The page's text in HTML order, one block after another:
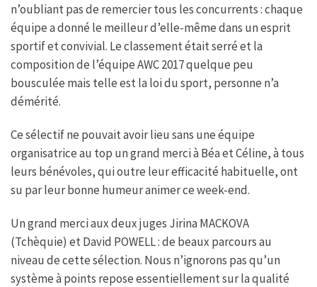
n’oubliant pas de remercier tous les concurrents : chaque
équipe a donné le meilleur d’elle-même dans un esprit
sportif et convivial. Le classement était serré et la
composition de l’équipe AWC 2017 quelque peu
bousculée mais telle est la loi du sport, personne n’a
démérité.
Ce sélectif ne pouvait avoir lieu sans une équipe
organisatrice au top un grand merci à Béa et Céline, à tous
leurs bénévoles, qui outre leur efficacité habituelle, ont
su par leur bonne humeur animer ce week-end.
Un grand merci aux deux juges Jirina MACKOVA
(Tchèquie) et David POWELL : de beaux parcours au
niveau de cette sélection. Nous n’ignorons pas qu’un
système à points repose essentiellement sur la qualité